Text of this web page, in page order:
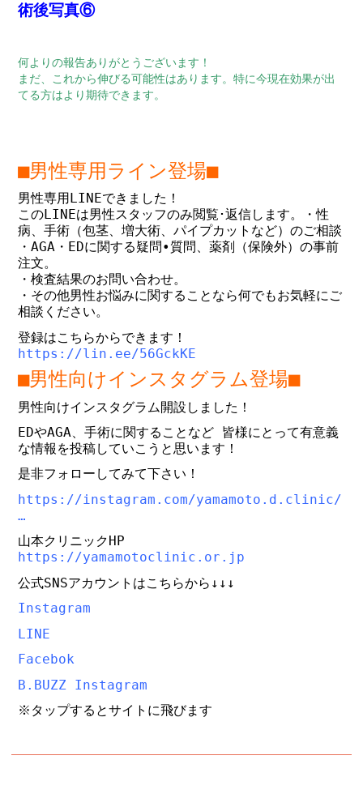
術後写真⑥
何よりの報告ありがとうございます！
まだ、これから伸びる可能性はあります。特に今現在効果が出
てる方はより期待できます。
■男性専用ライン登場■
男性専用LINEできました！
このLINEは男性スタッフのみ閲覧･返信します。
・性
病、手術（包茎、増大術、パイプカットなど）のご相談
・AGA・EDに関する疑問•質問、薬剤（保険外）の事前
注文。
・検査結果のお問い合わせ。
・その他男性お悩みに関することなら何でもお気軽にご
相談ください。
登録はこちらからできます！
https://lin.ee/56GckKE
■男性向けインスタグラム登場■
男性向けインスタグラム開設しました！
EDやAGA、手術に関することなど 皆様にとって有意義
な情報を投稿していこうと思います！
是非フォローしてみて下さい！
https://instagram.com/yamamoto.d.clinic/
…
山本クリニックHP
https://yamamotoclinic.or.jp
公式SNSアカウントはこちらから↓↓↓
Instagram
LINE
Facebok
B.BUZZ Instagram
※タップするとサイトに飛びます